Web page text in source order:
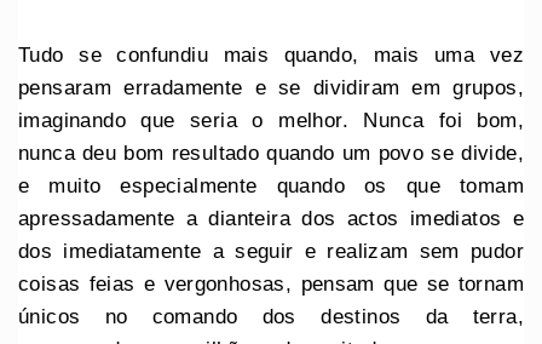
Tudo se confundiu mais quando, mais uma vez
pensaram erradamente e se dividiram em grupos,
imaginando que seria o melhor. Nunca foi bom,
nunca deu bom resultado quando um povo se divide,
e muito especialmente quando os que tomam
apressadamente a dianteira dos actos imediatos e
dos imediatamente a seguir e realizam sem pudor
coisas feias e vergonhosas, pensam que se tornam
únicos no comando dos destinos da terra,